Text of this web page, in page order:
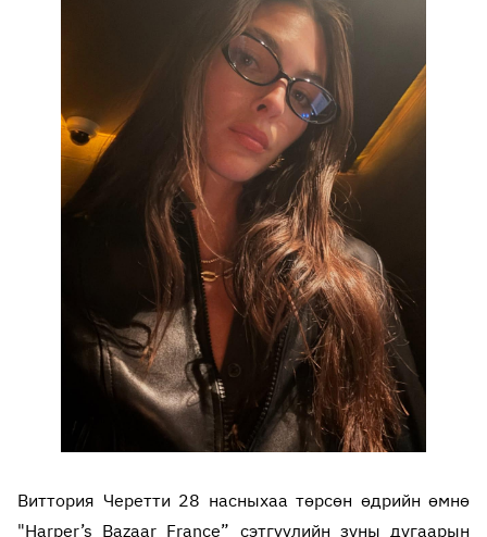
Виттория Черетти 28 насныхаа төрсөн өдрийн өмнө
"Harper’s Bazaar France” сэтгүүлийн зуны дугаарын